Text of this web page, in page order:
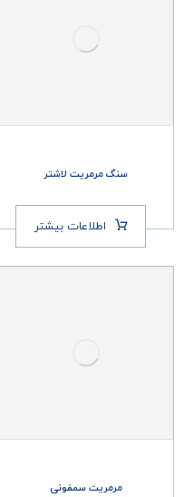
سنگ مرمریت لاشتر
اطلاعات بیشتر
مرمریت سمفونی